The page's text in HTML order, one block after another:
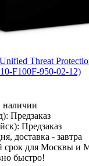
Threat
F100F-950-02-12)
наличии
Предзаказ
Предзаказ
доставка - завтра
срок для Москвы и
быстро!